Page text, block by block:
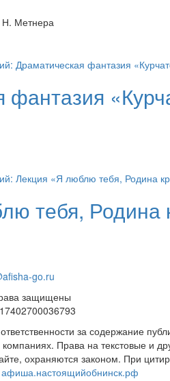
Н. Метнера
фантазия
тебя, Родина
go.ru
защищены
за содержание
Права на текстовые и
охраняются законом. При
афиша.настоящийобнинск.рф